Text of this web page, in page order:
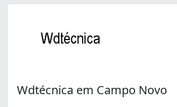
Wdtécnica em Campo Novo